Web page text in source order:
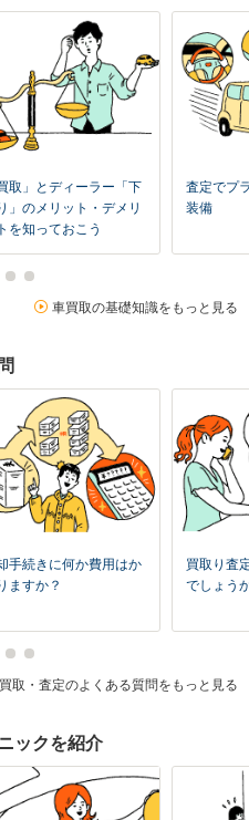
買取」とディーラー「下
」のメリット・デメリ
を知っておこう
査定でプ
装備
車買取の基礎知識をもっと見る
手続きに何か費用はか
ますか？
買取り査
でしょう
取・査定のよくある質問をもっと見る
ックを紹介